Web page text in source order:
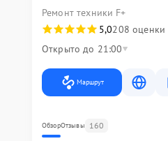
Ремонт техники F+
5,0208 оценки
Открыто до 21:00
Маршрут
ОбзорОтзывы 160